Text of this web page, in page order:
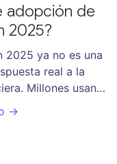
adopción de
2025?
2025 ya no es una
real a la
Millones usan
dinero y proteger
→